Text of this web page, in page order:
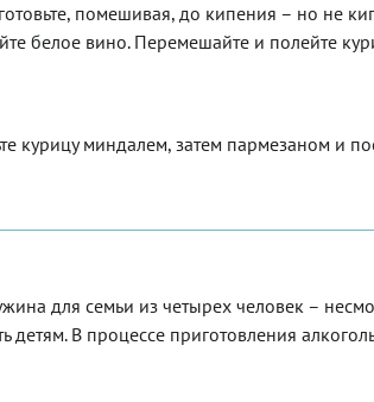
помешивая, до кипения – но не
белое вино. Перемешайте и полейте
курицу миндалем, затем пармезаном и
для семьи из четырех человек –
В процессе приготовления